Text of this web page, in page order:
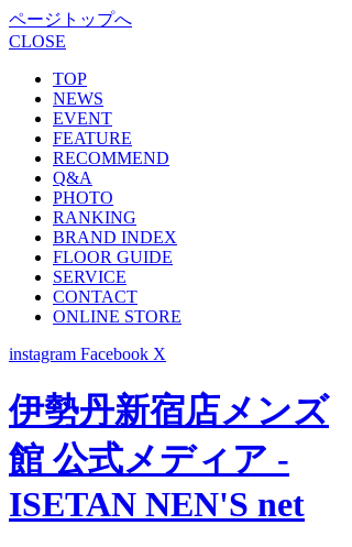
ページトップへ
CLOSE
TOP
NEWS
EVENT
FEATURE
RECOMMEND
Q&A
PHOTO
RANKING
BRAND INDEX
FLOOR GUIDE
SERVICE
CONTACT
ONLINE STORE
instagram Facebook X
伊勢丹新宿店メンズ
館 公式メディア -
ISETAN NEN'S net